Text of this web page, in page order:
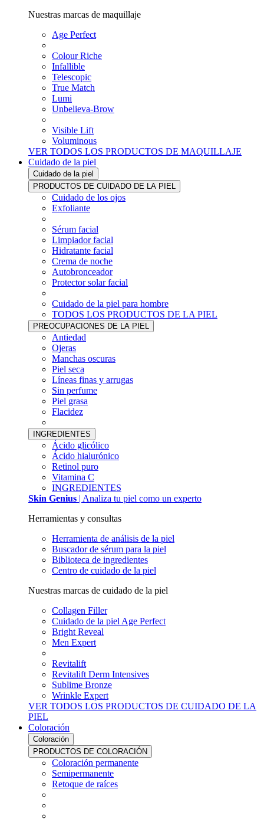
Nuestras marcas de maquillaje
Age Perfect
Colour Riche
Infallible
Telescopic
True Match
Lumi
Unbelieva-Brow
Visible Lift
Voluminous
VER TODOS LOS PRODUCTOS DE MAQUILLAJE
Cuidado de la piel
Cuidado de la piel
PRODUCTOS DE CUIDADO DE LA PIEL
Cuidado de los ojos
Exfoliante
Sérum facial
Limpiador facial
Hidratante facial
Crema de noche
Autobronceador
Protector solar facial
Cuidado de la piel para hombre
TODOS LOS PRODUCTOS DE LA PIEL
PREOCUPACIONES DE LA PIEL
Antiedad
Ojeras
Manchas oscuras
Piel seca
Líneas finas y arrugas
Sin perfume
Piel grasa
Flacidez
INGREDIENTES
Ácido glicólico
Ácido hialurónico
Retinol puro
Vitamina C
INGREDIENTES
Skin Genius | Analiza tu piel como un experto
Herramientas y consultas
Herramienta de análisis de la piel
Buscador de sérum para la piel
Biblioteca de ingredientes
Centro de cuidado de la piel
Nuestras marcas de cuidado de la piel
Collagen Filler
Cuidado de la piel Age Perfect
Bright Reveal
Men Expert
Revitalift
Revitalift Derm Intensives
Sublime Bronze
Wrinkle Expert
VER TODOS LOS PRODUCTOS DE CUIDADO DE LA
PIEL
Coloración
Coloración
PRODUCTOS DE COLORACIÓN
Coloración permanente
Semipermanente
Retoque de raíces